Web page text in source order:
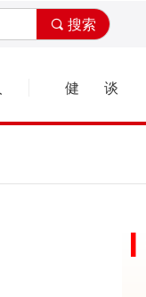
끠 搜索
健 谈
▎